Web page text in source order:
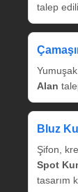
talep
Alan
Bluz
Şifon,
Spot
tasarım